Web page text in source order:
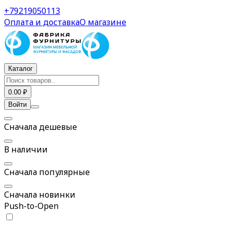
Шариковые направляющие с доводчиком Push to
+79219050113
Оплата и доставкаО магазине
Каталог
0.00 ₽
Войти
Сначала дешевые
В наличии
Сначала популярные
Сначала новинки
Push-to-Open